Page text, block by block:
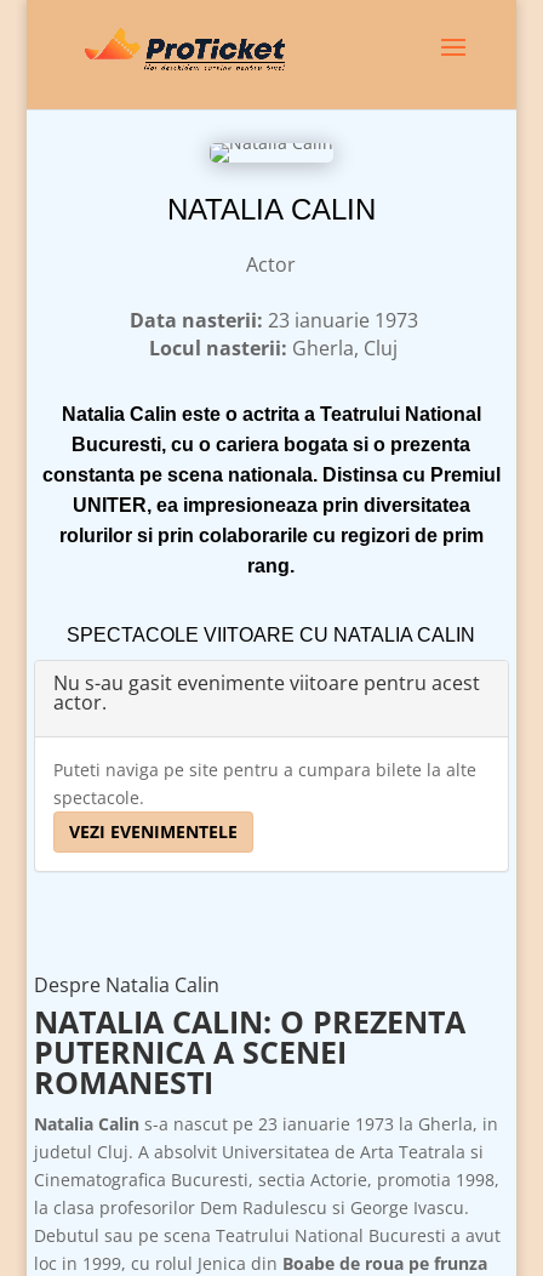
NATALIA CALIN
Actor
Data nasterii: 23 ianuarie 1973
Locul nasterii: Gherla, Cluj
Natalia Calin este o actrita a Teatrului National
Bucuresti, cu o cariera bogata si o prezenta
constanta pe scena nationala. Distinsa cu Premiul
UNITER, ea impresioneaza prin diversitatea
rolurilor si prin colaborarile cu regizori de prim
rang.
SPECTACOLE VIITOARE CU NATALIA CALIN
Nu s-au gasit evenimente viitoare pentru acest
actor.
Puteti naviga pe site pentru a cumpara bilete la alte
spectacole.
VEZI EVENIMENTELE
Despre Natalia Calin
NATALIA CALIN: O PREZENTA
PUTERNICA A SCENEI
ROMANESTI
Natalia Calin s-a nascut pe 23 ianuarie 1973 la Gherla, in
judetul Cluj. A absolvit Universitatea de Arta Teatrala si
Cinematografica Bucuresti, sectia Actorie, promotia 1998,
la clasa profesorilor Dem Radulescu si George Ivascu.
Debutul sau pe scena Teatrului National Bucuresti a avut
loc in 1999, cu rolul Jenica din Boabe de roua pe frunza